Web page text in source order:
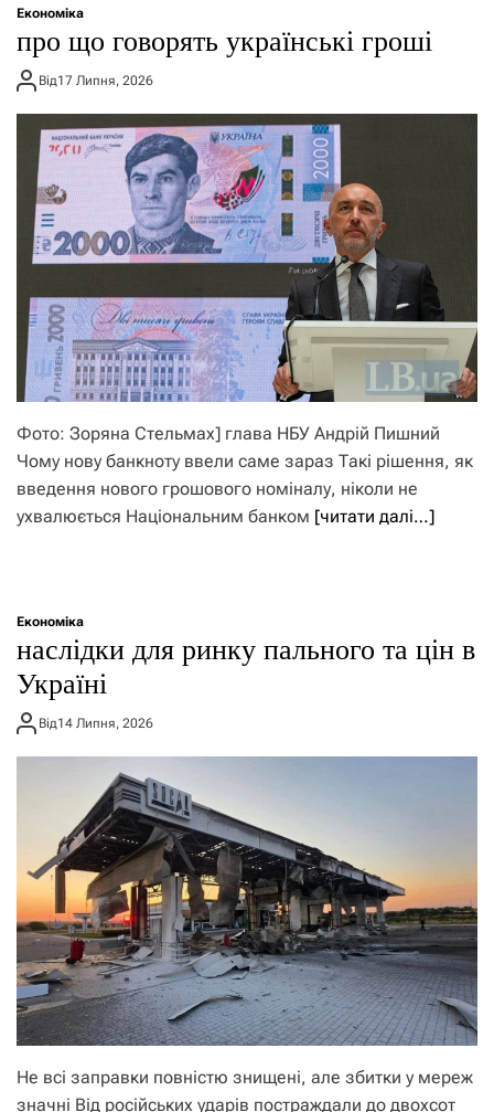
Економіка
про що говорять українські гроші
Від17 Липня, 2026
Фото: Зоряна Стельмах] глава НБУ Андрій Пишний
Чому нову банкноту ввели саме зараз Такі рішення, як
введення нового грошового номіналу, ніколи не
ухвалюється Національним банком [читати далі…]
Економіка
наслідки для ринку пального та цін в
Україні
Від14 Липня, 2026
Не всі заправки повністю знищені, але збитки у мереж
значні Від російських ударів постраждали до двохсот